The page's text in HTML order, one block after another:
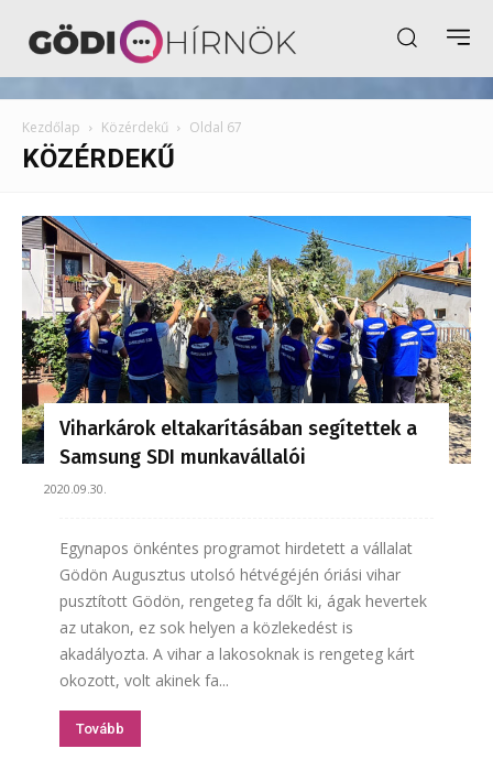
Kezdőlap Közérdekű Oldal 67
KÖZÉRDEKŰ
Viharkárok eltakarításában segítettek a
Samsung SDI munkavállalói
2020.09.30.
Egynapos önkéntes programot hirdetett a vállalat
Gödön Augusztus utolsó hétvégéjén óriási vihar
pusztított Gödön, rengeteg fa dőlt ki, ágak hevertek
az utakon, ez sok helyen a közlekedést is
akadályozta. A vihar a lakosoknak is rengeteg kárt
okozott, volt akinek fa...
Tovább